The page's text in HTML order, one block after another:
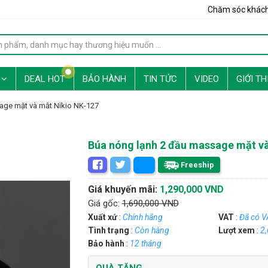
Chăm sóc
DEAL HOT BẢO HÀNH TIN TỨC VIDEO GIỚI
mặt và mắt Nikio NK-127
Búa nóng lạnh 2 đầu massage mặt
Freeship
Giá khuyến mãi: 1,290,000 VND
Giá gốc:1,690,000 VND
Xuất xứ : Chính hãng VAT : Đã có
Tình trạng : Còn hàng Lượt xem :
Bảo hành : 12 tháng